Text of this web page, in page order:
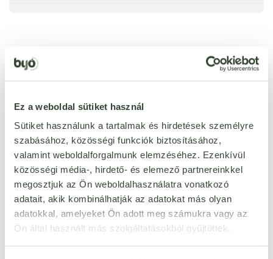
Ez a weboldal sütiket használ
Sütiket használunk a tartalmak és hirdetések személyre
szabásához, közösségi funkciók biztosításához,
valamint weboldalforgalmunk elemzéséhez. Ezenkívül
közösségi média-, hirdető- és elemező partnereinkkel
megosztjuk az Ön weboldalhasználatra vonatkozó
adatait, akik kombinálhatják az adatokat más olyan
adatokkal, amelyeket Ön adott meg számukra vagy az
Ön által használt más szolgáltatásokból gyűjtöttek.
Ezt a terméket még senki nem értékelte. Legyél Te az
ÉRTÉKELÉST ÍROK
Ennyi csillagot adok